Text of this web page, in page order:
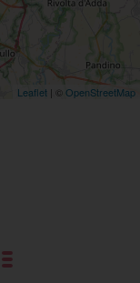
Leaflet | © OpenStreetMap